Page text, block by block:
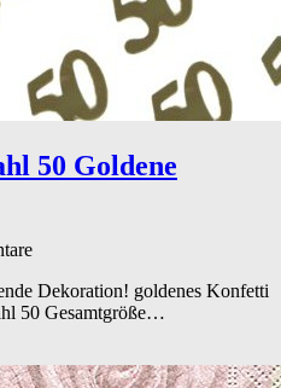
50 Goldene
Dekoration! goldenes Konfetti
50 Gesamtgröße…